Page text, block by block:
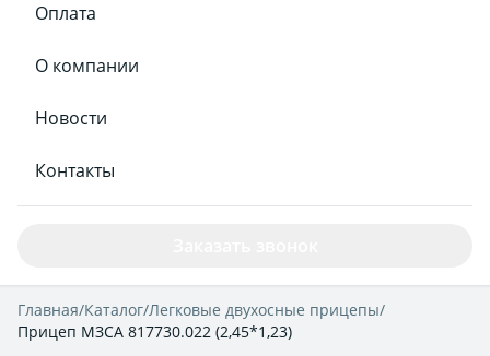
Оплата
О компании
Новости
Контакты
Главная/Каталог/Легковые двухосные прицепы/
Прицеп МЗСА 817730.022 (2,45*1,23)